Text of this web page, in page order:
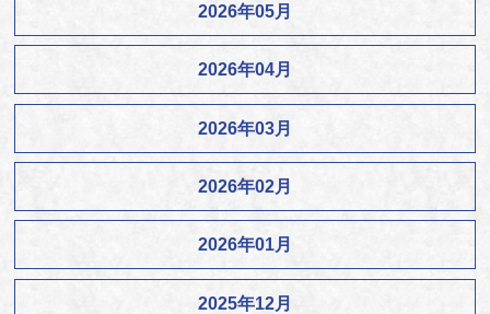
2026年05月
2026年04月
2026年03月
2026年02月
2026年01月
2025年12月